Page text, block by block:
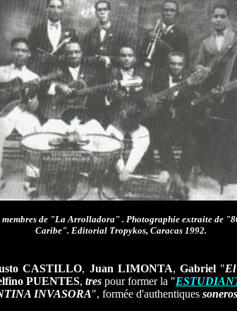
membres de "La Arrolladora". Photographie extraite de
Caribe". Editorial Tropykos, Caracas 1992.
CASTILLO, Juan LIMONTA, Gabriel"El
PUENTES, tres pour former la "
INVASORA", formée d'authentiques soneros